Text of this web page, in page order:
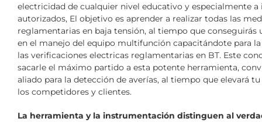
electricidad de cualquier nivel educativo y especialmente
autorizados, El objetivo es aprender a realizar todas las
reglamentarias en baja tensión, al tiempo que conseguirás
en el manejo del equipo multifunción capacitándote para
las verificaciones electricas reglamentarias en BT. Este
sacarle el máximo partido a esta potente herramienta,
aliado para la detección de averías, al tiempo que elevará
los competidores y clientes.
La herramienta y la instrumentación distinguen al